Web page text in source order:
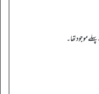
موجود تھا۔